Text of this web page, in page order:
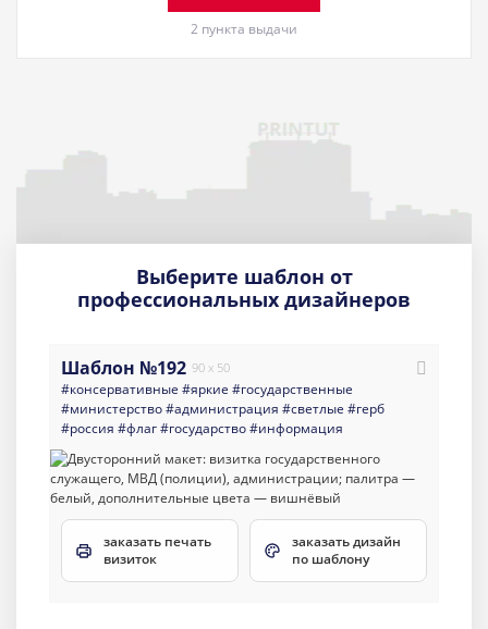
2 пункта выдачи
Выберите шаблон от
профессиональных дизайнеров
Шаблон №192 90 x 50
#консервативные #яркие #государственные
#министерство#администрация #светлые #герб
#россия #флаг#государство#информация
заказать печать
визиток
заказать дизайн
по шаблону